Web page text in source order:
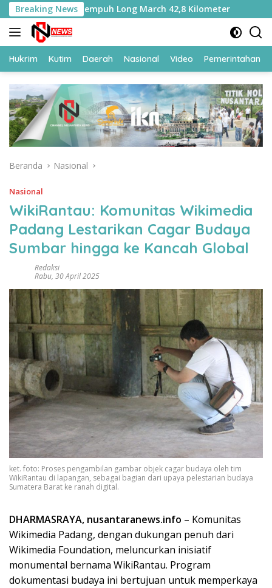
Langsung
ke
konten
Breaking News
Tempuh Long March 42,8 Kilometer
Hukrim Kutim Daerah Nasional Video Pemerintahan
Beranda Nasional
Nasional
WikiRantau: Komunitas Wikimedia
Padang Lestarikan Cagar Budaya
Sumbar hingga ke Kancah Global
Redaksi
Rabu, 30 April 2025
ket. foto: Proses pengambilan gambar objek cagar budaya oleh tim
WikiRantau di lapangan, sebagai bagian dari upaya pelestarian budaya
Sumatera Barat ke ranah digital.
DHARMASRAYA, nusantaranews.info – Komunitas
Wikimedia Padang, dengan dukungan penuh dari
Wikimedia Foundation, meluncurkan inisiatif
monumental bernama WikiRantau. Program
dokumentasi budaya ini bertujuan untuk memperkaya